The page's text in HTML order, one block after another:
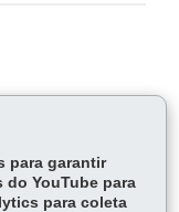
Ap
p
para garantir
YouTube para
para coleta